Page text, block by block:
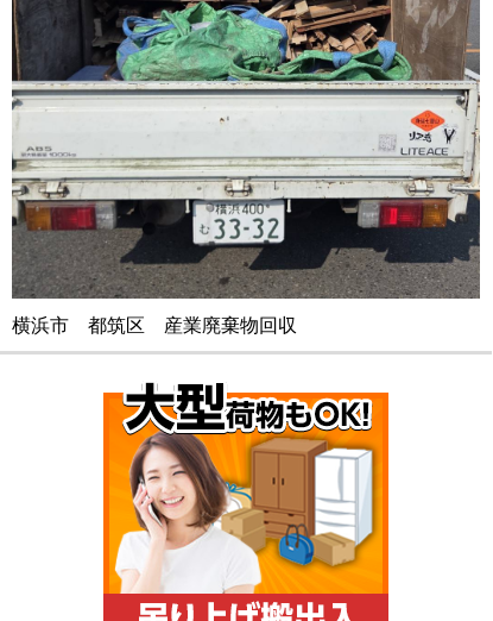
横浜市 都筑区 産業廃棄物回収